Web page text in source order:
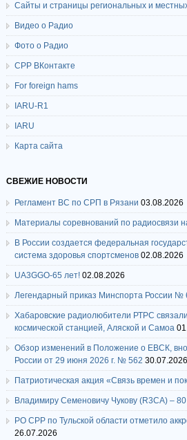
Сайты и страницы региональных и
Видео о Радио
Фото о Радио
СРР ВКонтакте
For foreign hams
IARU-R1
IARU
Карта сайта
СВЕЖИЕ НОВОСТИ
Регламент ВС по СРП в Рязани 03.08.2026
Материалы соревнований по радиосвязи
В России создается федеральная
система здоровья спортсменов 02.08.2026
UA3GGO-65 лет! 02.08.2026
Легендарный приказ Минспорта России №
Хабаровские радиолюбители РТРС
космической станцией, Аляской и Самоа
Обзор изменений в Положение о ЕВСК,
России от 29 июня 2026 г. № 562 30.07.2026
Патриотическая акция «Связь времен и
Владимиру Семеновичу Чукову (R3CA) –
РО СРР по Тульской области отметило
26.07.2026